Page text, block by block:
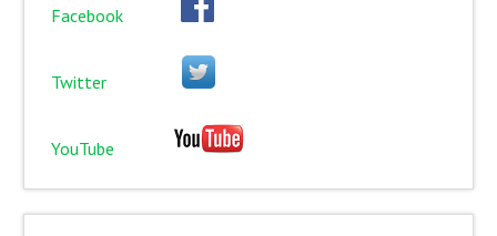
Facebook
Twitter
YouTube